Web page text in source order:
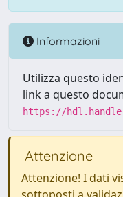
Informazioni
Utilizza questo
link a questo
https://
Attenzione
Attenzione! I dati